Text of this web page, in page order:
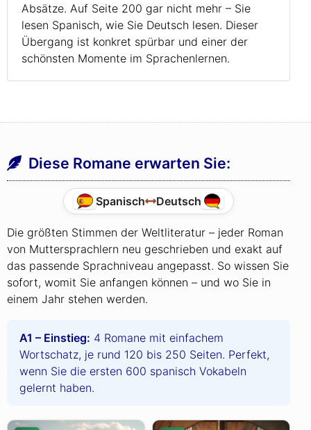
Absätze. Auf Seite 200 gar nicht mehr – Sie
lesen Spanisch, wie Sie Deutsch lesen. Dieser
Übergang ist konkret spürbar und einer der
schönsten Momente im Sprachenlernen.
Diese Romane erwarten Sie:
Spanisch Deutsch
Die größten Stimmen der Weltliteratur – jeder Roman
von Muttersprachlern neu geschrieben und exakt auf
das passende Sprachniveau angepasst. So wissen Sie
sofort, womit Sie anfangen können – und wo Sie in
einem Jahr stehen werden.
A1 – Einstieg: 4 Romane mit einfachem
Wortschatz, je rund 120 bis 250 Seiten. Perfekt,
wenn Sie die ersten 600 spanisch Vokabeln
gelernt haben.